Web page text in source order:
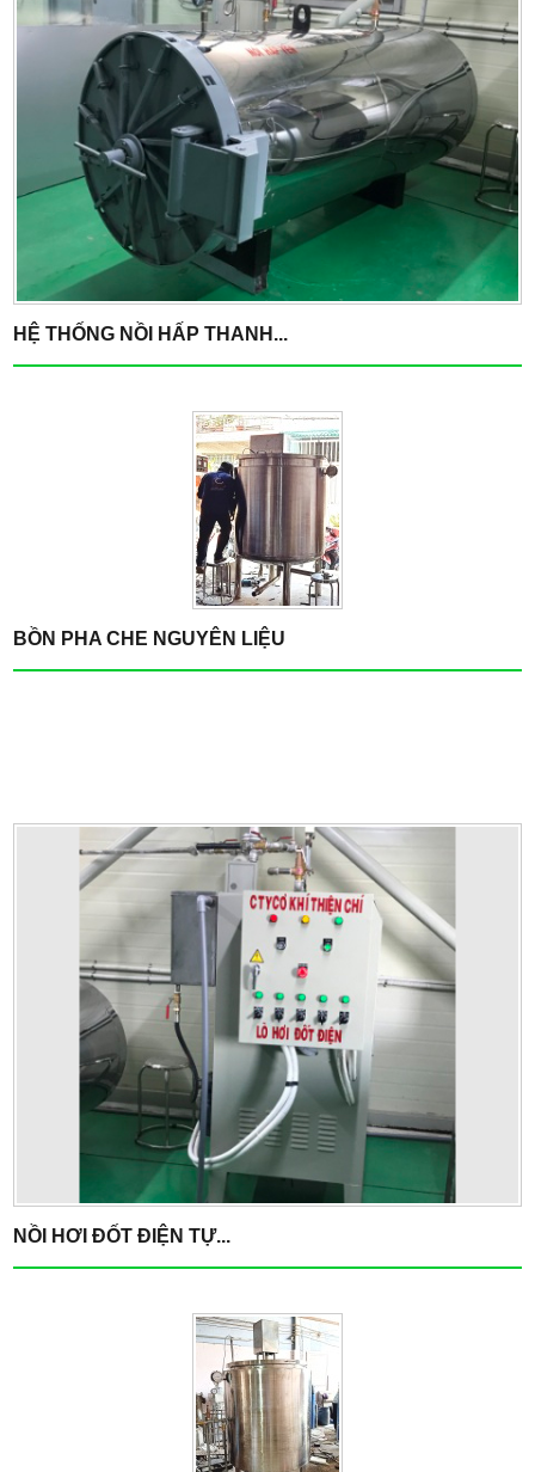
HỆ THỐNG NỒI HẤP THANH...
BỒN PHA CHE NGUYÊN LIỆU
NỒI HƠI ĐỐT ĐIỆN TỰ...